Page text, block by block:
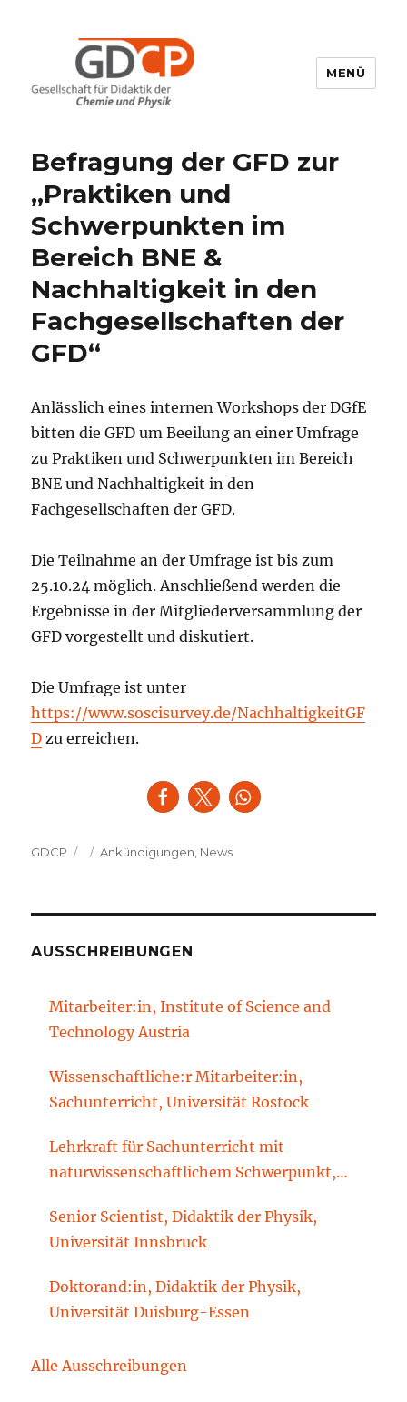
MENÜ
Befragung der GFD zur
„Praktiken und
Schwerpunkten im
Bereich BNE &
Nachhaltigkeit in den
Fachgesellschaften der
GFD“
Anlässlich eines internen Workshops der DGfE
bitten die GFD um Beeilung an einer Umfrage
zu Praktiken und Schwerpunkten im Bereich
BNE und Nachhaltigkeit in den
Fachgesellschaften der GFD.
Die Teilnahme an der Umfrage ist bis zum
25.10.24 möglich. Anschließend werden die
Ergebnisse in der Mitgliederversammlung der
GFD vorgestellt und diskutiert.
Die Umfrage ist unter
https://www.soscisurvey.de/NachhaltigkeitGF
D zu erreichen.
Autor
GDCP
Veröffentlicht
Kategorien
Ankündigungen News
AUSSCHREIBUNGEN
Mitarbeiter:in, Institute of Science and
Technology Austria
Wissenschaftliche:r Mitarbeiter:in,
Sachunterricht, Universität Rostock
Lehrkraft für Sachunterricht mit
naturwissenschaftlichem Schwerpunkt,
Technische Universität Cottbus-Senftenberg
Senior Scientist, Didaktik der Physik,
Universität Innsbruck
Doktorand:in, Didaktik der Physik,
Universität Duisburg-Essen
Alle Ausschreibungen